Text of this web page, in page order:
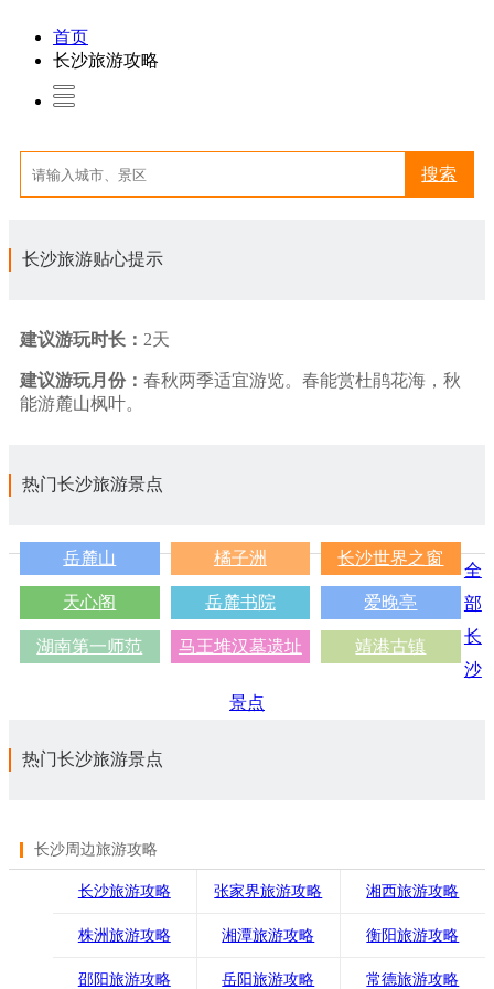
首页
长沙旅游攻略
搜索
长沙旅游贴心提示
建议游玩时长： 2天
建议游玩月份： 春秋两季适宜游览。春能赏杜鹃花海，秋
能游麓山枫叶。
热门长沙旅游景点
岳麓山 橘子洲 长沙世界之窗
天心阁 岳麓书院 爱晚亭
湖南第一师范 马王堆汉墓遗址 靖港古镇
全
部
长
沙
景点
热门长沙旅游景点
长沙周边旅游攻略
长沙旅游攻略 张家界旅游攻略 湘西旅游攻略
株洲旅游攻略 湘潭旅游攻略 衡阳旅游攻略
邵阳旅游攻略 岳阳旅游攻略 常德旅游攻略